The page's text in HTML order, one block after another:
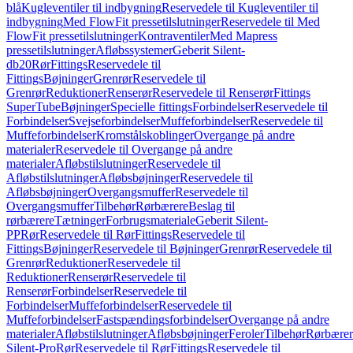
blåKugleventiler til indbygningReservedele til Kugleventiler til
indbygningMed FlowFit pressetilslutningerReservedele til Med
FlowFit pressetilslutningerKontraventilerMed Mapress
pressetilslutningerAfløbssystemerGeberit Silent-
db20RørFittingsReservedele til
FittingsBøjningerGrenrørReservedele til
GrenrørReduktionerRenserørReservedele til RenserørFittings
SuperTubeBøjningerSpecielle fittingsForbindelserReservedele til
ForbindelserSvejseforbindelserMuffeforbindelserReservedele til
MuffeforbindelserKromstålskoblingerOvergange på andre
materialerReservedele til Overgange på andre
materialerAfløbstilslutningerReservedele til
AfløbstilslutningerAfløbsbøjningerReservedele til
AfløbsbøjningerOvergangsmufferReservedele til
OvergangsmufferTilbehørRørbærereBeslag til
rørbærereTætningerForbrugsmaterialeGeberit Silent-
PPRørReservedele til RørFittingsReservedele til
FittingsBøjningerReservedele til BøjningerGrenrørReservedele til
GrenrørReduktionerReservedele til
ReduktionerRenserørReservedele til
RenserørForbindelserReservedele til
ForbindelserMuffeforbindelserReservedele til
MuffeforbindelserFastspændingsforbindelserOvergange på andre
materialerAfløbstilslutningerAfløbsbøjningerFerolerTilbehør
Silent-ProRørReservedele til RørFittingsReservedele til